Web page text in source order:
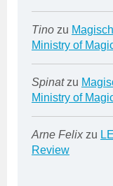
Tino zu
Ministry of
Spinatzu
Ministry of
Arne Felix zu
Review